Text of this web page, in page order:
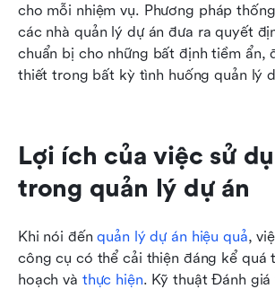
cho mỗi nhiệm vụ. Phương pháp
các nhà quản lý dự án đưa ra quyết
chuẩn bị cho những bất định tiềm ẩn,
thiết trong bất kỳ tình huống quản lý
Lợi ích của việc sử
trong quản lý dự án
Khi nói đến quản lý dự án hiệu quả,
công cụ có thể cải thiện đáng kể quá
hoạch và thực hiện. Kỹ thuật Đánh giá